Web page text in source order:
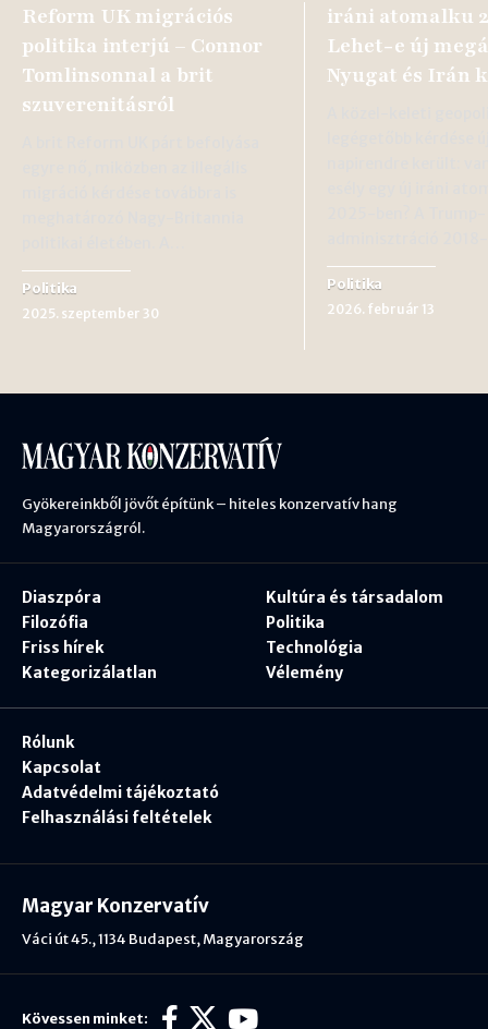
Reform UK migrációs
politika interjú – Connor
Tomlinsonnal a brit
szuverenitásról
Politika
2025. szeptember 30
iráni atomalku
Lehet-e új
Nyugat és Irán
Politika
2026. február 13
Gyökereinkből jövőt építünk – hiteles konzervatív hang
Magyarországról.
Diaszpóra
Filozófia
Friss hírek
Kategorizálatlan
Kultúra és társadalom
Politika
Technológia
Vélemény
Rólunk
Kapcsolat
Adatvédelmi tájékoztató
Felhasználási feltételek
Kövessen minket:
Magyar Konzervatív
Váci út 45., 1134 Budapest, Magyarország